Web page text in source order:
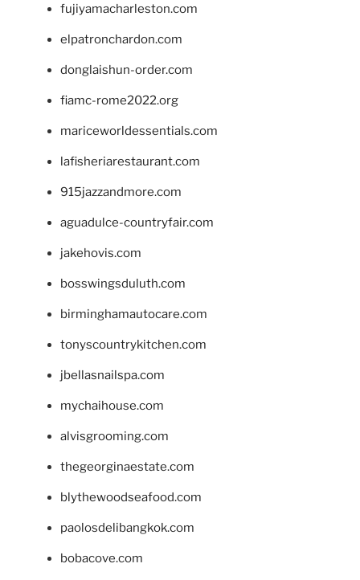
fujiyamacharleston.com
elpatronchardon.com
donglaishun-order.com
fiamc-rome2022.org
mariceworldessentials.com
lafisheriarestaurant.com
915jazzandmore.com
aguadulce-countryfair.com
jakehovis.com
bosswingsduluth.com
birminghamautocare.com
tonyscountrykitchen.com
jbellasnailspa.com
mychaihouse.com
alvisgrooming.com
thegeorginaestate.com
blythewoodseafood.com
paolosdelibangkok.com
bobacove.com